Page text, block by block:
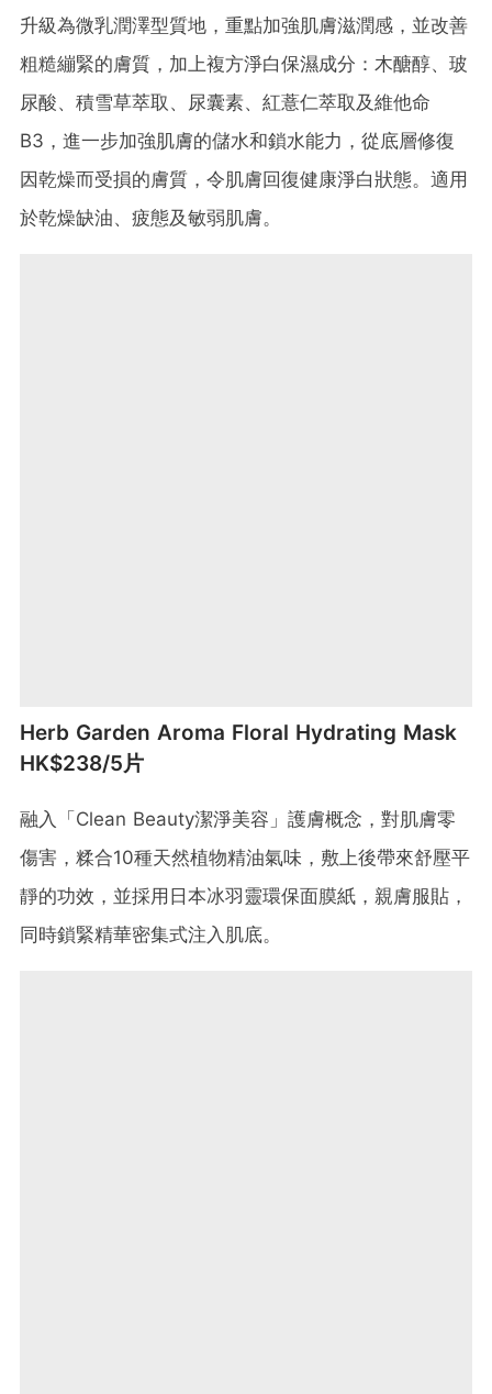
升級為微乳潤澤型質地，重點加強肌膚滋潤感，並改善
粗糙繃緊的膚質，加上複方淨白保濕成分：木醣醇、玻
尿酸、積雪草萃取、尿囊素、紅薏仁萃取及維他命
B3，進一步加強肌膚的儲水和鎖水能力，從底層修復
因乾燥而受損的膚質，令肌膚回復健康淨白狀態。適用
於乾燥缺油、疲態及敏弱肌膚。
Herb Garden Aroma Floral Hydrating Mask
HK$238/5片
融入「Clean Beauty潔淨美容」護膚概念，對肌膚零
傷害，糅合10種天然植物精油氣味，敷上後帶來舒壓平
靜的功效，並採用日本冰羽靈環保面膜紙，親膚服貼，
同時鎖緊精華密集式注入肌底。